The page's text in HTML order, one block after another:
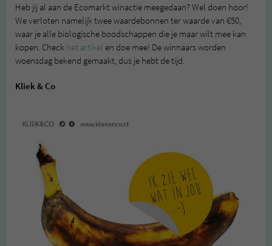
Heb jij al aan de Ecomarkt winactie meegedaan? Wel doen hoor!
We verloten namelijk twee waardebonnen ter waarde van €50,
waar je alle biologische boodschappen die je maar wilt mee kan
kopen. Check het artikel en doe mee! De winnaars worden
woensdag bekend gemaakt, dus je hebt de tijd.
Kliek & Co